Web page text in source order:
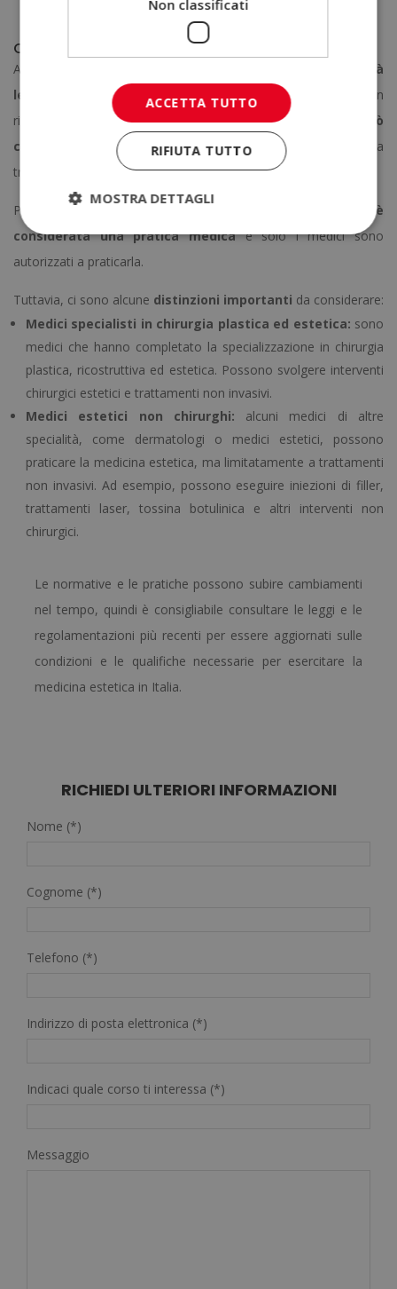
risultati tendono a durare a lungo.
Chi può esercitare la medicina estetica?
A causa dell’evoluzione di questa disciplina, le
responsabilità
legali
dei medici estetici sono aumentate ed è emerso un
rigoroso quadro giuridico. Questo perché lamalasanità può
causare gravi problemi di salutea chi si sottopone a
trattamenti estetici.
Per questo motivo, in Italia, la
medicina estetica è
considerata una pratica medicae solo i medici sono
autorizzati a praticarla.
Tuttavia, ci sono alcune distinzioni importanti da considerare:
Medici specialisti in chirurgia plastica ed estetica: sono
medici che hanno completato la specializzazione in chirurgia
plastica, ricostruttiva ed estetica. Possono svolgere interventi
chirurgici estetici e trattamenti non invasivi.
Medici estetici non chirurghi: alcuni medici di altre
specialità, come dermatologi o medici estetici, possono
praticare la medicina estetica, ma limitatamente a trattamenti
non invasivi. Ad esempio, possono eseguire iniezioni di filler,
trattamenti laser, tossina botulinica e altri interventi non
chirurgici.
Le normative e le pratiche possono subire cambiamenti
nel tempo, quindi è consigliabile consultare le leggi e le
regolamentazioni più recenti per essere aggiornati sulle
condizioni e le qualifiche necessarie per esercitare la
medicina estetica in Italia.
RICHIEDI ULTERIORI INFORMAZIONI
Nome (*)
Cognome (*)
Telefono (*)
Indirizzo di posta elettronica (*)
Indicaci quale corso ti interessa (*)
Messaggio
Non classificati
ACCETTA TUTTO
RIFIUTA TUTTO
MOSTRA DETTAGLI